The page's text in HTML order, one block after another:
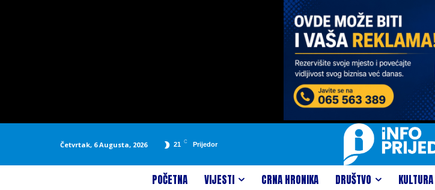
Četvrtak, 6 Augusta, 2026 21 C Prijedor
POČETNA VIJESTI CRNA HRONIKA DRUŠTVO KULTURA